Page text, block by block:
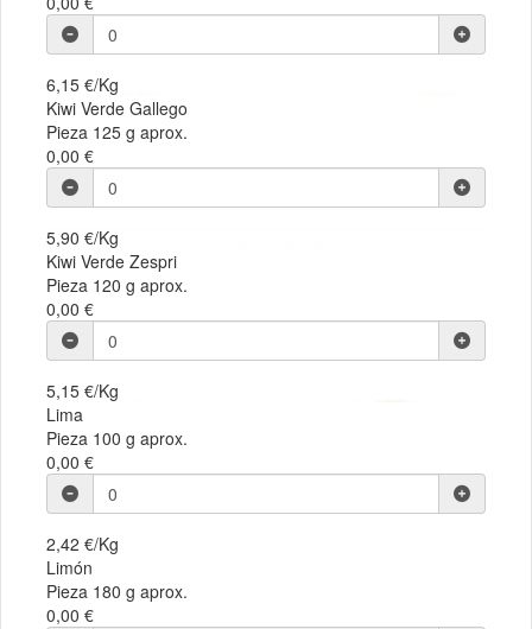
6,15 €/Kg
Kiwi Verde Gallego
Pieza 125 g aprox.
0,00 €
5,90 €/Kg
Kiwi Verde Zespri
Pieza 120 g aprox.
0,00 €
5,15 €/Kg
Lima
Pieza 100 g aprox.
0,00 €
2,42 €/Kg
Limón
Pieza 180 g aprox.
0,00 €